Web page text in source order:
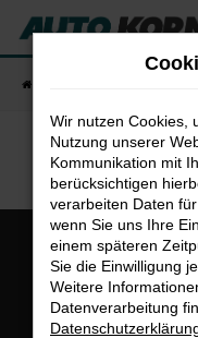
Zum
Hauptinhalt
Wir nutzen Cookies,
Nutzung unserer
Kommunikation mit
berücksichtigen
verarbeiten Daten
wenn Sie uns Ihre
einem späteren
Sie die Einwilligung
Weitere
Datenverarbeitung